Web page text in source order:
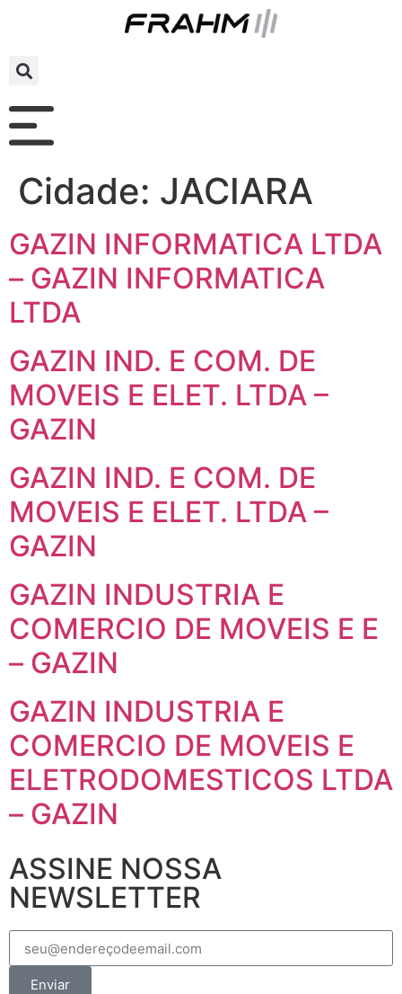
Cidade: JACIARA
GAZIN INFORMATICA LTDA
– GAZIN INFORMATICA
LTDA
GAZIN IND. E COM. DE
MOVEIS E ELET. LTDA –
GAZIN
GAZIN IND. E COM. DE
MOVEIS E ELET. LTDA –
GAZIN
GAZIN INDUSTRIA E
COMERCIO DE MOVEIS E E
– GAZIN
GAZIN INDUSTRIA E
COMERCIO DE MOVEIS E
ELETRODOMESTICOS LTDA
– GAZIN
ASSINE NOSSA
NEWSLETTER
Enviar